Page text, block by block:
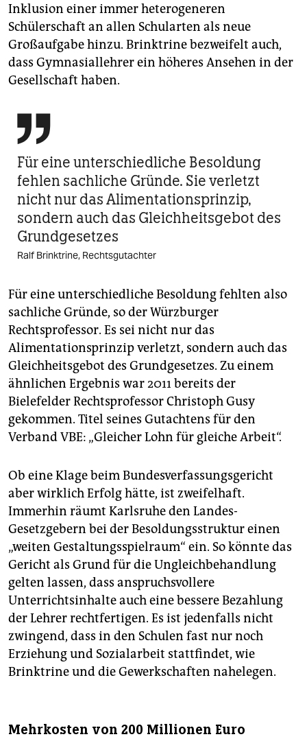
Inklusion einer immer heterogeneren
Schülerschaft an allen Schularten als neue
Großaufgabe hinzu. Brinktrine bezweifelt auch,
dass Gymnasiallehrer ein höheres Ansehen in der
Gesellschaft haben.

Für eine unterschiedliche Besoldung
fehlen sachliche Gründe. Sie verletzt
nicht nur das Alimentationsprinzip,
sondern auch das Gleichheitsgebot des
Grundgesetzes
Ralf Brinktrine, Rechtsgutachter
Für eine unterschiedliche Besoldung fehlten also
sachliche Gründe, so der Würzburger
Rechtsprofessor. Es sei nicht nur das
Alimentationsprinzip verletzt, sondern auch das
Gleichheitsgebot des Grundgesetzes. Zu einem
ähnlichen Ergebnis war 2011 bereits der
Bielefelder Rechtsprofessor Christoph Gusy
gekommen. Titel seines Gutachtens für den
Verband VBE: „Gleicher Lohn für gleiche Arbeit“.
Ob eine Klage beim Bundesverfassungsgericht
aber wirklich Erfolg hätte, ist zweifelhaft.
Immerhin räumt Karlsruhe den Landes-
Gesetzgebern bei der Besoldungsstruktur einen
„weiten Gestaltungsspielraum“ ein. So könnte das
Gericht als Grund für die Ungleichbehandlung
gelten lassen, dass anspruchsvollere
Unterrichtsinhalte auch eine bessere Bezahlung
der Lehrer rechtfertigen. Es ist jedenfalls nicht
zwingend, dass in den Schulen fast nur noch
Erziehung und Sozialarbeit stattfindet, wie
Brinktrine und die Gewerkschaften nahelegen.
Mehrkosten von 200 Millionen Euro